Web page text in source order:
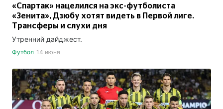
«Спартак» нацелился на экс-футболиста
«Зенита», Дзюбу хотят видеть в Первой лиге.
Трансферы и слухи дня
Утренний дайджест.
Футбол 14 июня